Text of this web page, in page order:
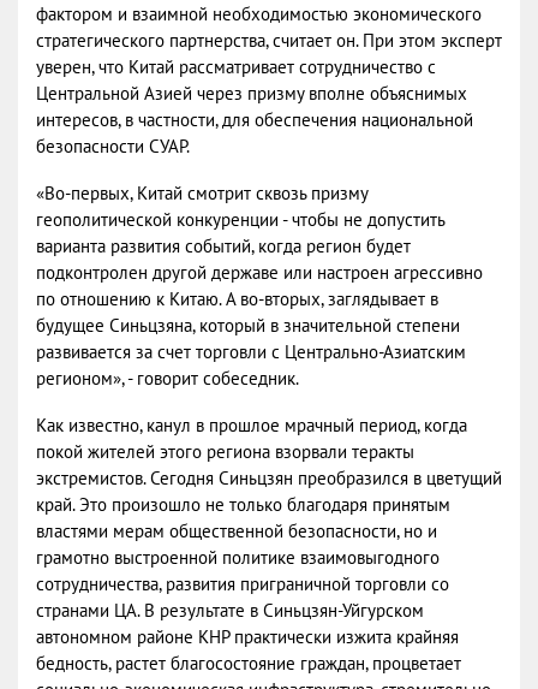
фактором и взаимной необходимостью экономического
стратегического партнерства, считает он. При этом эксперт
уверен, что Китай рассматривает сотрудничество с
Центральной Азией через призму вполне объяснимых
интересов, в частности, для обеспечения национальной
безопасности СУАР.
«Во-первых, Китай смотрит сквозь призму
геополитической конкуренции - чтобы не допустить
варианта развития событий, когда регион будет
подконтролен другой державе или настроен агрессивно
по отношению к Китаю. А во-вторых, заглядывает в
будущее Синьцзяна, который в значительной степени
развивается за счет торговли с Центрально-Азиатским
регионом», - говорит собеседник.
Как известно, канул в прошлое мрачный период, когда
покой жителей этого региона взорвали теракты
экстремистов. Сегодня Синьцзян преобразился в цветущий
край. Это произошло не только благодаря принятым
властями мерам общественной безопасности, но и
грамотно выстроенной политике взаимовыгодного
сотрудничества, развития приграничной торговли со
странами ЦА. В результате в Синьцзян-Уйгурском
автономном районе КНР практически изжита крайняя
бедность, растет благосостояние граждан, процветает